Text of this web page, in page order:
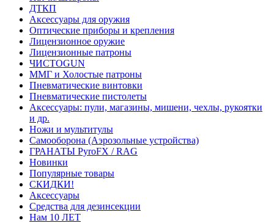
ДТКП
Аксессуары для оружия
Оптические приборы и крепления
Лицензионное оружие
Лицензионные патроны
ЧИСТОGUN
ММГ и Холостые патроны
Пневматические винтовки
Пневматические пистолеты
Аксессуары: пули, магазины, мишени, чехлы, рукоятки
и др.
Ножи и мультитулы
Самооборона (Аэрозольные устройства)
ГРАНАТЫ PyroFX / RAG
Новинки
Популярные товары
СКИДКИ!
Аксессуары
Средства для дезинсекции
Нам 10 ЛЕТ